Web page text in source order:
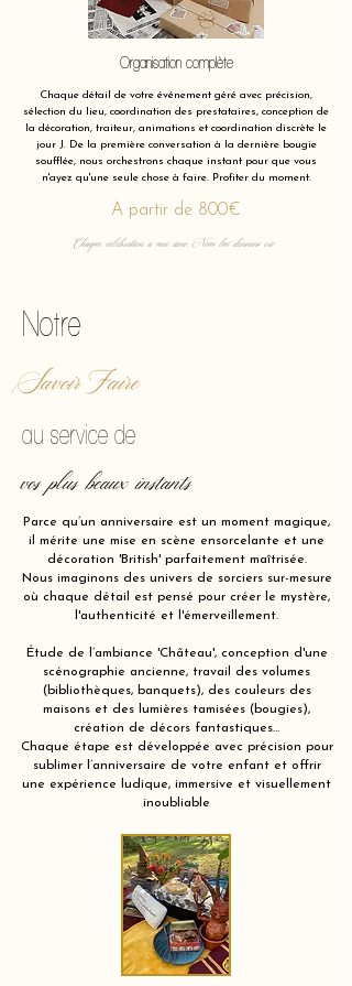
Organisation complète
Chaque détail de votre événement géré avec précision,
sélection du lieu, coordination des prestataires, conception de
la décoration, traiteur, animations et coordination discrète le
jour J. De la première conversation à la dernière bougie
soufflée, nous orchestrons chaque instant pour que vous
n'ayez qu'une seule chose à faire. Profiter du moment.
A partir de 800€
Chaque célébration a une âme. Nous lui donnons vie.
Notre
Savoir Faire
au service de
vos plus beaux instants
Parce qu’un anniversaire est un moment magique,
il mérite une mise en scène ensorcelante et une
décoration 'British' parfaitement maîtrisée.
Nous imaginons des univers de sorciers sur-mesure
où chaque détail est pensé pour créer le mystère,
l'authenticité et l'émerveillement.
Étude de l’ambiance 'Château', conception d'une
scénographie ancienne, travail des volumes
(bibliothèques, banquets), des couleurs des
maisons et des lumières tamisées (bougies),
création de décors fantastiques…
Chaque étape est développée avec précision pour
sublimer l’anniversaire de votre enfant et offrir
une expérience ludique, immersive et visuellement
inoubliable